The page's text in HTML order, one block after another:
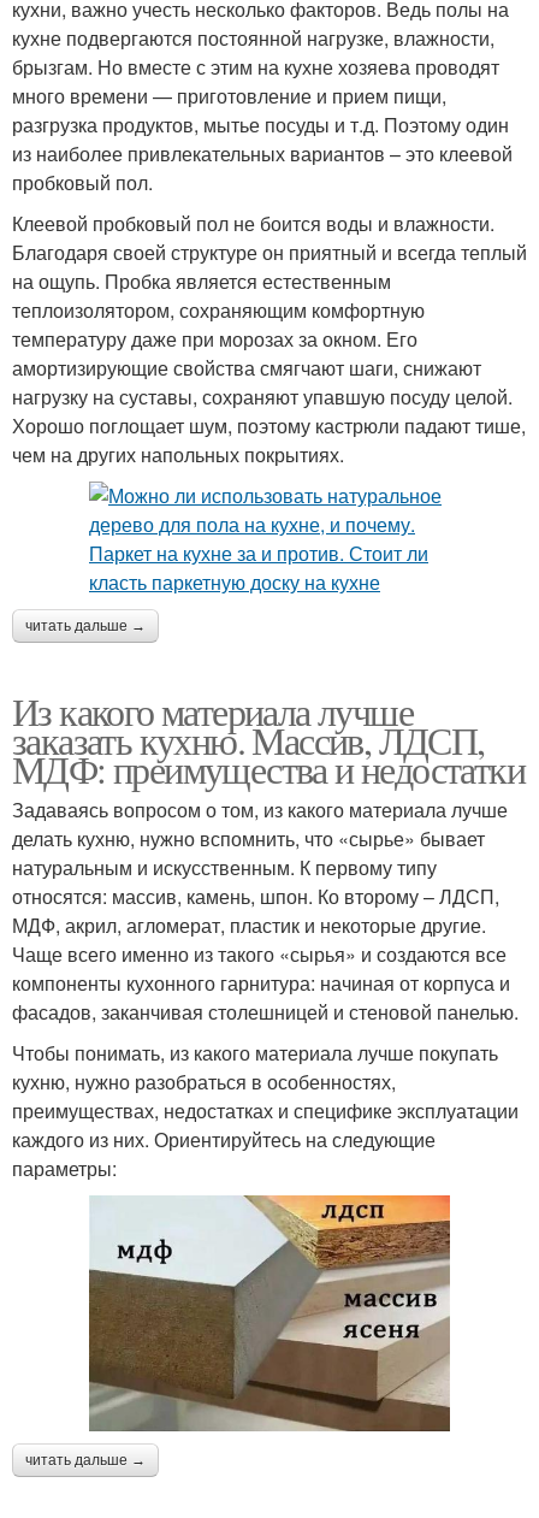
кухни, важно учесть несколько факторов. Ведь полы на
кухне подвергаются постоянной нагрузке, влажности,
брызгам. Но вместе с этим на кухне хозяева проводят
много времени — приготовление и прием пищи,
разгрузка продуктов, мытье посуды и т.д. Поэтому один
из наиболее привлекательных вариантов – это клеевой
пробковый пол.
Клеевой пробковый пол не боится воды и влажности.
Благодаря своей структуре он приятный и всегда теплый
на ощупь. Пробка является естественным
теплоизолятором, сохраняющим комфортную
температуру даже при морозах за окном. Его
амортизирующие свойства смягчают шаги, снижают
нагрузку на суставы, сохраняют упавшую посуду целой.
Хорошо поглощает шум, поэтому кастрюли падают тише,
чем на других напольных покрытиях.
читать дальше →
Из какого материала лучше
заказать кухню. Массив, ЛДСП,
МДФ: преимущества и недостатки
Задаваясь вопросом о том, из какого материала лучше
делать кухню, нужно вспомнить, что «сырье» бывает
натуральным и искусственным. К первому типу
относятся: массив, камень, шпон. Ко второму – ЛДСП,
МДФ, акрил, агломерат, пластик и некоторые другие.
Чаще всего именно из такого «сырья» и создаются все
компоненты кухонного гарнитура: начиная от корпуса и
фасадов, заканчивая столешницей и стеновой панелью.
Чтобы понимать, из какого материала лучше покупать
кухню, нужно разобраться в особенностях,
преимуществах, недостатках и специфике эксплуатации
каждого из них. Ориентируйтесь на следующие
параметры:
читать дальше →